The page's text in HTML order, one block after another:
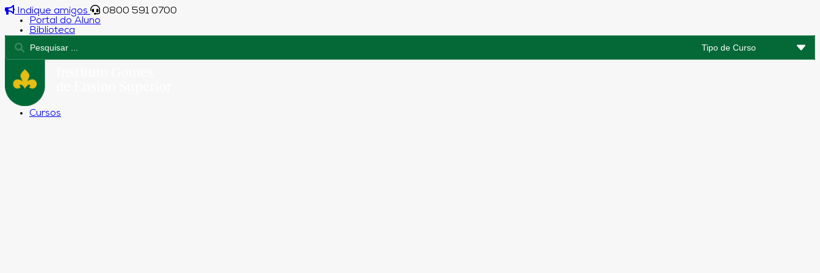
Indique amigos
0800 591 0700
Portal do Aluno
Biblioteca
Cursos